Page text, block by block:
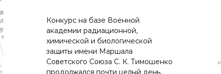
с
т
и
Н
о
Конкурс на базе Военной
академии радиационной,
химической и биологической
защиты имени Маршала
Советского Союза С. К. Тимошенко
продолжался почти целый день.